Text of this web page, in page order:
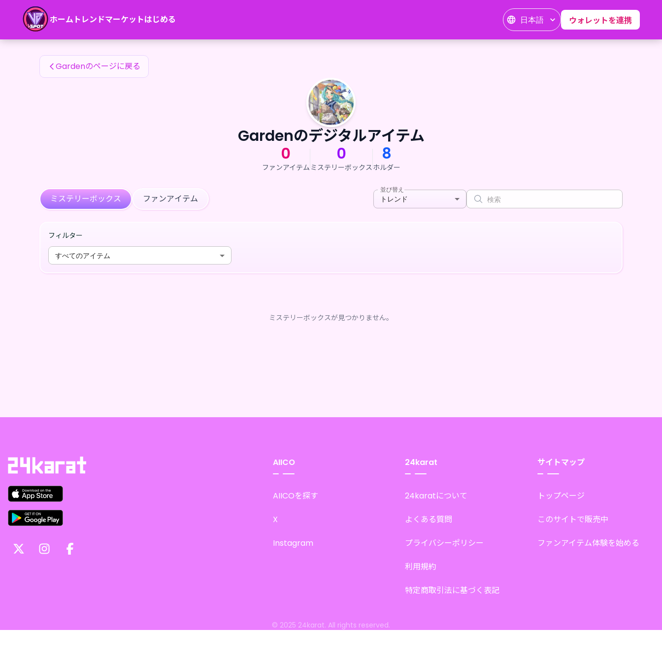
ホーム トレンドマーケットはじめる 日本語 ウォレットを連携
Gardenのファンアイテム
Gardenのページに戻る
Gardenのデジタルアイテム
0
ファンアイテム
0
ミステリーボックス
8
ホルダー
ミステリーボックス ファンアイテム
並び替え
トレンド
フィルター
すべてのアイテム
ミステリーボックスが見つかりません。
AIICO
AIICOを探す
X
Instagram
24karat
24karatについて
よくある質問
プライバシーポリシー
利用規約
特定商取引法に基づく表記
サイトマップ
トップページ
このサイトで販売中
ファンアイテム体験を始める
© 2025 24karat. All rights reserved.
Gardenのファンアイテム — 24karat